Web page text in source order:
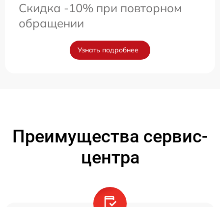
Скидка -10% при повторном
обращении
Узнать подробнее
Преимущества сервис-
центра